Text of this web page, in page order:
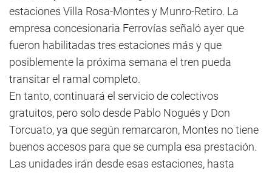
estaciones Villa Rosa-Montes y Munro-Retiro. La
empresa concesionaria Ferrovías señaló ayer que
fueron habilitadas tres estaciones más y que
posiblemente la próxima semana el tren pueda
transitar el ramal completo.
En tanto, continuará el servicio de colectivos
gratuitos, pero solo desde Pablo Nogués y Don
Torcuato, ya que según remarcaron, Montes no tiene
buenos accesos para que se cumpla esa prestación.
Las unidades irán desde esas estaciones, hasta